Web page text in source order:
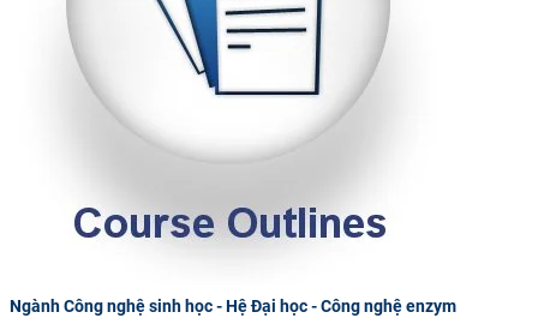
Ngành Công nghệ sinh học - Hệ Đại học - Công nghệ enzym